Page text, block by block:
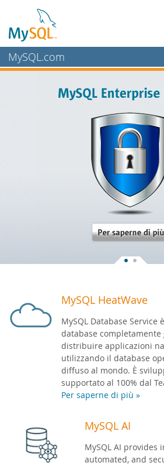
MySQL.com
Sviluppatori
MySQL HeatWave
MySQL Database Service
database completamente
distribuire applicazioni
utilizzando il database
diffuso al mondo. È
supportato al 100% dal
Per saperne di più »
MySQL AI
MySQL AI provides
automated, and